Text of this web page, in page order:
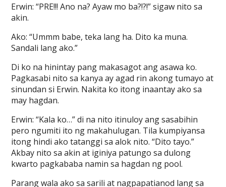
Erwin: “PRE!!! Ano na? Ayaw mo ba?!?!” sigaw nito sa
akin.
Ako: “Ummm babe, teka lang ha. Dito ka muna.
Sandali lang ako.”
Di ko na hinintay pang makasagot ang asawa ko.
Pagkasabi nito sa kanya ay agad rin akong tumayo at
sinundan si Erwin. Nakita ko itong inaantay ako sa
may hagdan.
Erwin: “Kala ko…” di na nito itinuloy ang sasabihin
pero ngumiti ito ng makahulugan. Tila kumpiyansa
itong hindi ako tatanggi sa alok nito. “Dito tayo.”
Akbay nito sa akin at iginiya patungo sa dulong
kwarto pagkababa namin sa hagdan ng pool.
Parang wala ako sa sarili at nagpapatianod lang sa